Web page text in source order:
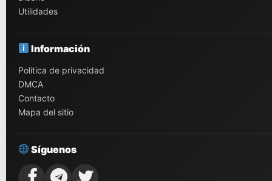
Utilidades
Información
Política de privacidad
DMCA
Contacto
Mapa del sitio
Síguenos